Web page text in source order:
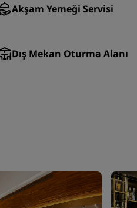
Akşam Yemeği Servisi
Dış Mekan Oturma Alanı